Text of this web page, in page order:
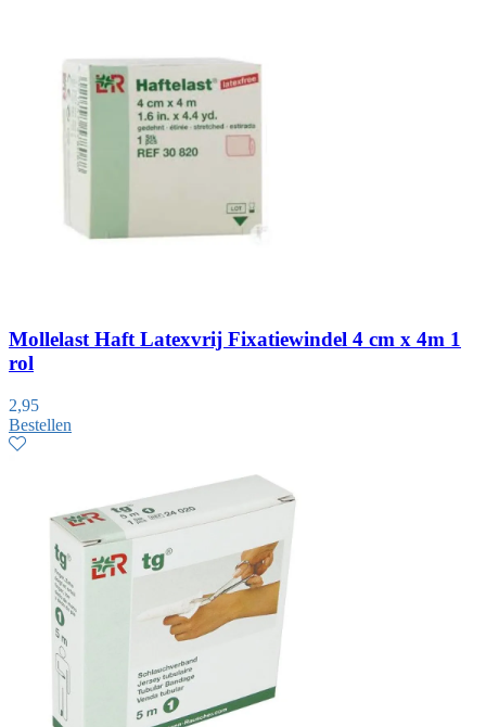
Mollelast Haft Latexvrij Fixatiewindel 4 cm x 4m 1
rol
2,95
Bestellen